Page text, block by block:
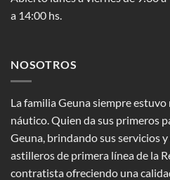
a 14:00 hs.
NOSOTROS
La familia Geuna siempre
náutico. Quien da sus primeros
Geuna, brindando sus servicios
astilleros de primera línea de la
contratista ofreciendo una